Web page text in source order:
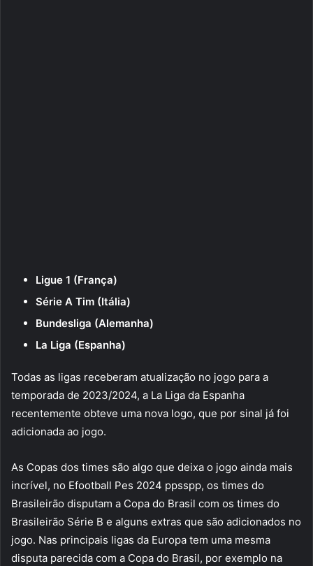
Ligue 1 (França)
Série A Tim (Itália)
Bundesliga (Alemanha)
La Liga (Espanha)
Todas as ligas receberam atualização no jogo para a
temporada de 2023/2024, a La Liga da Espanha
recentemente obteve uma nova logo, que por sinal já foi
adicionada ao jogo.
As Copas dos times são algo que deixa o jogo ainda mais
incrível, no Efootball Pes 2024 ppsspp, os times do
Brasileirão disputam a Copa do Brasil com os times do
Brasileirão Série B e alguns extras que são adicionados no
jogo. Nas principais ligas da Europa tem uma mesma
disputa parecida com a Copa do Brasil, por exemplo na